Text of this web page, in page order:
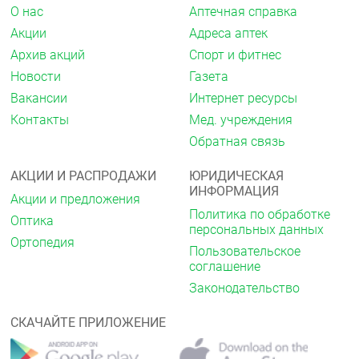
Повышенная чувствительность к ацикловиру,
ганцикловиру или какому-либо
вспомогательному веществу препарата.
Приём препарата противопоказан в период
лактации.
лекарственной формы). Непереносимость
галактозы, дефицит лактазы, глюкозо-
галактозная мальабсорбция.
Беременность лица пожилого возраста и пациенты,
получающие большие дозы, особенно на фоне
дегидратации нарушение функции почек
неврологические нарушения или неврологические
реакции на приём цитотоксических лекарственных
средств (в том числе в анамнезе).
Применение при беременности и в период
грудного вскармливания
Ацикловир проникает через плацентарный барьер
и накапливается в грудном молоке.
О нас
Акции
Архив акций
Новости
Вакансии
Контакты
Аптечная справка
Адреса аптек
Спорт и фитнес
Газета
Интернет ресурсы
Мед. учреждения
Обратная связь
АКЦИИ И РАСПРОДАЖИ
Акции и предложения
Оптика
Ортопедия
ЮРИДИЧЕСКАЯ
ИНФОРМАЦИЯ
Политика по обработке
персональных данных
Пользовательское
соглашение
Законодательство
СКАЧАЙТЕ ПРИЛОЖЕНИЕ